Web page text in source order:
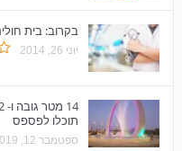
בקרוב: בית
יוני 26, 2014
תוכלו לפספס
ספטמבר 12, 2019